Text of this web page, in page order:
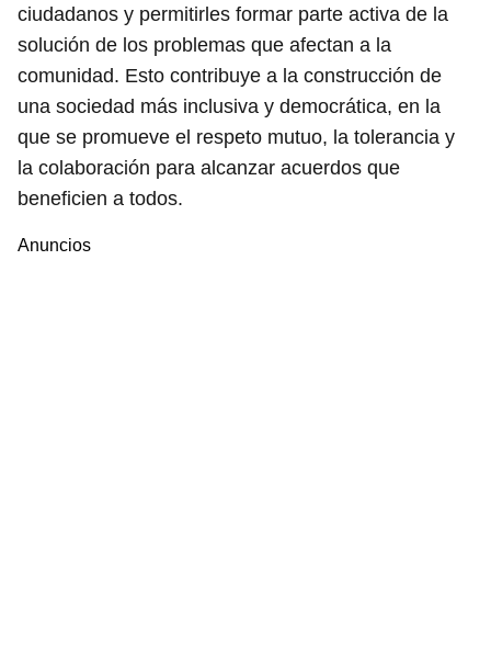
ciudadanos y permitirles formar parte activa de la
solución de los problemas que afectan a la
comunidad. Esto contribuye a la construcción de
una sociedad más inclusiva y democrática, en la
que se promueve el respeto mutuo, la tolerancia y
la colaboración para alcanzar acuerdos que
beneficien a todos.
Anuncios